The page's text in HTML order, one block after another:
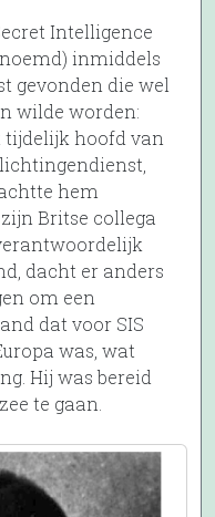
Intelligence
inmiddels
gevonden die wel
wilde worden:
tijdelijk hoofd van
hem
Britse collega
dacht er anders
om een
dat voor SIS
was, wat
Hij was bereid
te gaan.